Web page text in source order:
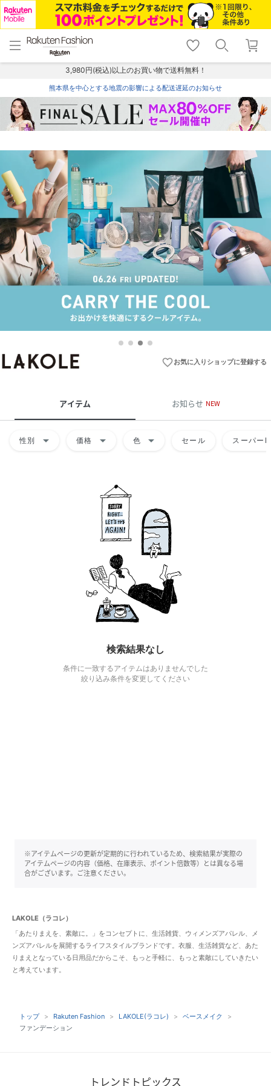
menu home
トップ
shopping_cart lock_outline
ログイン
3,980円(税込)以上のお買い物で送料無料！
熊本県を中心とする地震の影響による配送遅延のお知らせ
favorite_borderお気に入りショップに登録する
アイテム お知らせ NEW
性別 arrow_drop_down 価格 arrow_drop_down 色 arrow_drop_down セール スーパー
検索結果なし
条件に一致するアイテムはありませんでした
絞り込み条件を変更してください
※アイテムページの更新が定期的に行われているため、検索結果が実際の
アイテムページの内容（価格、在庫表示、ポイント倍数等）とは異なる場
合がございます。ご注意ください。
LAKOLE（ラコレ）
「あたりまえを、素敵に。」をコンセプトに、生活雑貨、ウィメンズアパレル、メ
ンズアパレルを展開するライフスタイルブランドです。衣服、生活雑貨など、あた
りまえとなっている日用品だからこそ、もっと手軽に、もっと素敵にしていきたい
と考えています。
トップ Rakuten Fashion LAKOLE(ラコレ)
ベースメイク
ファンデーション
トレンドトピックス